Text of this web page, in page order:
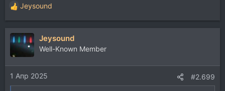
Р
е
а
к
ц
и
и
:
Jeysound
Jeysound
Well-Known Member
1 Апр 2025 #2.699